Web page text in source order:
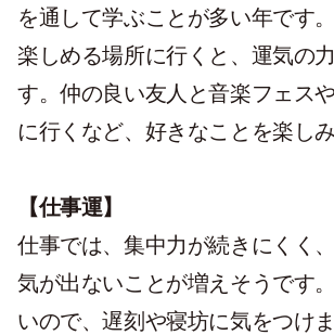
を通して学ぶことが多い年です
楽しめる場所に行くと、運気の
す。仲の良い友人と音楽フェス
に行くなど、好きなことを楽し
【仕事運】
仕事では、集中力が続きにくく
気が出ないことが増えそうです
いので、遅刻や寝坊に気をつけ